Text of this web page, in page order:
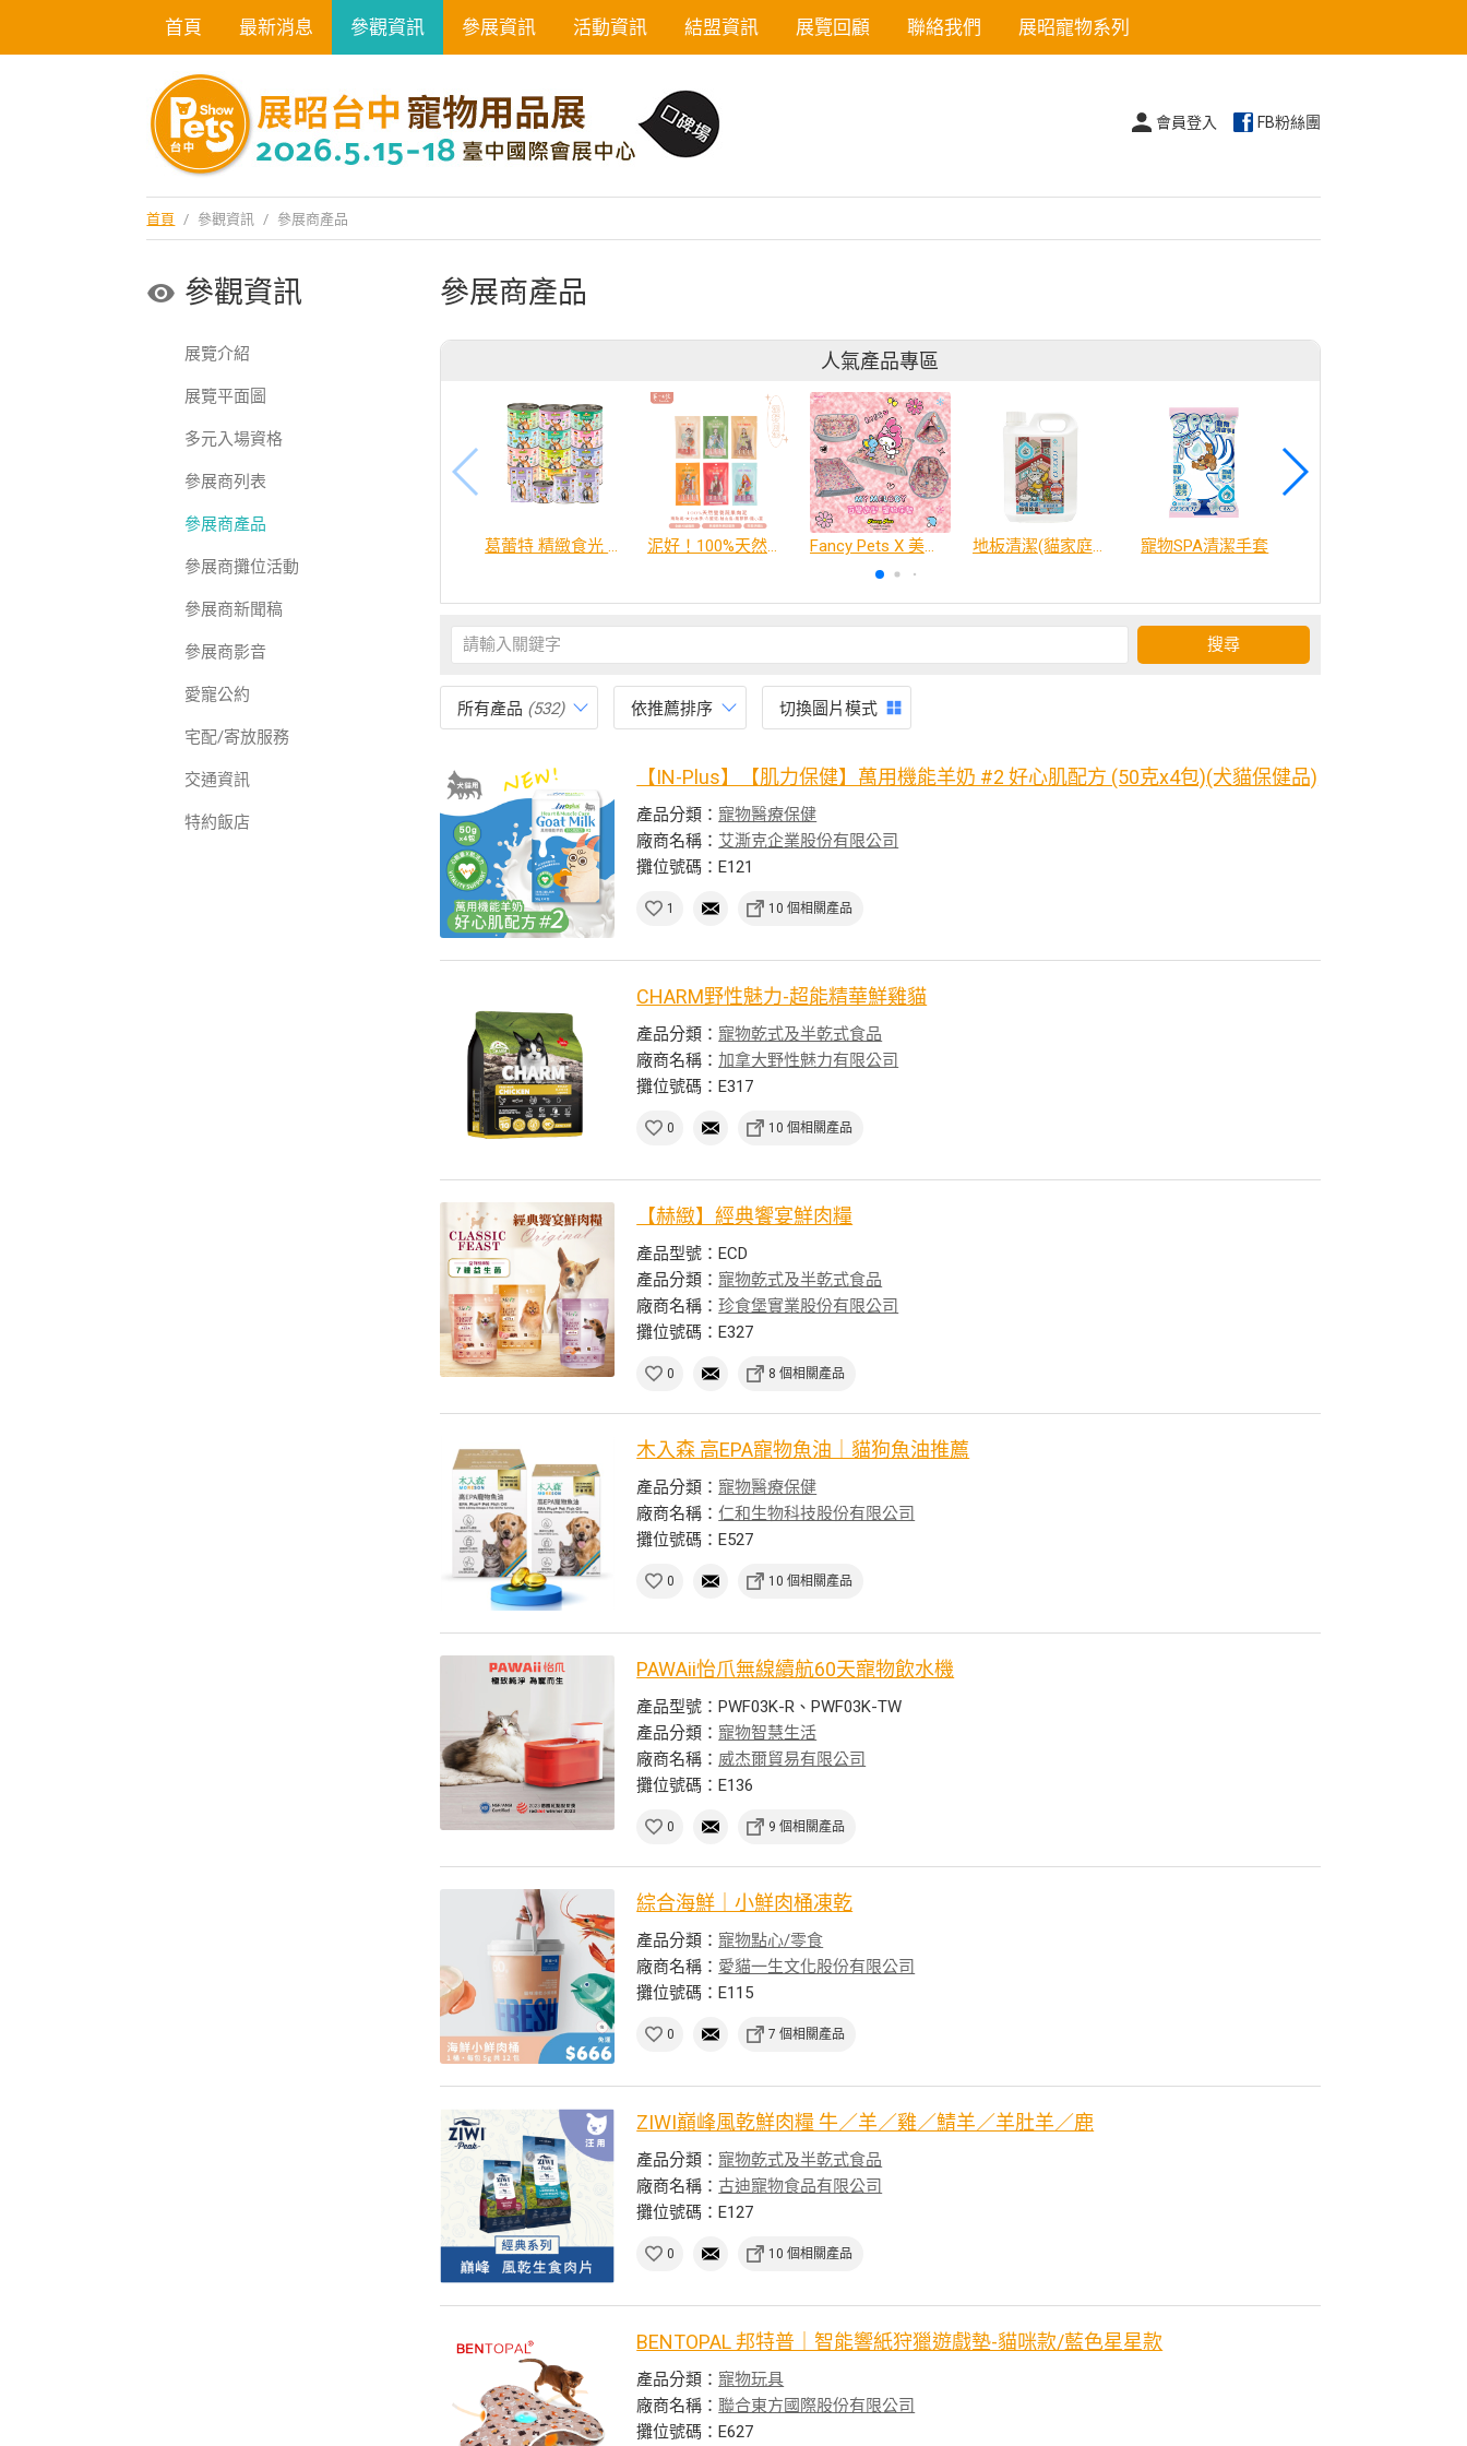
首頁 最新消息 參觀資訊 參展資訊 活動資訊 結盟資訊 展覽回顧 聯絡我們 展昭寵物系列
會員登入 FB粉絲團
首頁 / 參觀資訊 / 參展商產品
參觀資訊
展覽介紹
展覽平面圖
多元入場資格
參展商列表
參展商產品
參展商攤位活動
參展商新聞稿
參展商影音
愛寵公約
宅配/寄放服務
交通資訊
特約飯店
參展商產品
人氣產品專區
葛蕾特 精緻食光 主食貓罐、貓餐包 泥好！100%天然營養蔬果肉泥 Fancy Pets X 美樂蒂 百變造型寵物睡床墊 地板清潔(貓家庭適用)2000ml 寵物SPA清潔手套
所有產品 (532) 依推薦排序 切換圖片模式
【IN-Plus】【肌力保健】萬用機能羊奶 #2 好心肌配方 (50克x4包)(犬貓保健品)
產品分類：寵物醫療保健
廠商名稱： 艾澌克企業股份有限公司
攤位號碼：E121
1 10 個相關產品
CHARM野性魅力-超能精華鮮雞貓
產品分類：寵物乾式及半乾式食品
廠商名稱：加拿大野性魅力有限公司
攤位號碼：E317
0 10 個相關產品
【赫緻】經典饗宴鮮肉糧
產品型號：ECD
產品分類：寵物乾式及半乾式食品
廠商名稱：珍食堡實業股份有限公司
攤位號碼：E327
0 8 個相關產品
木入森 高EPA寵物魚油｜貓狗魚油推薦
產品分類：寵物醫療保健
廠商名稱：仁和生物科技股份有限公司
攤位號碼：E527
0 10 個相關產品
PAWAii怡爪無線續航60天寵物飲水機
產品型號：PWF03K-R、PWF03K-TW
產品分類：寵物智慧生活
廠商名稱： 威杰爾貿易有限公司
攤位號碼：E136
0 9 個相關產品
綜合海鮮｜小鮮肉桶凍乾
產品分類：寵物點心/零食
廠商名稱： 愛貓一生文化股份有限公司
攤位號碼：E115
0 7 個相關產品
ZIWI巔峰風乾鮮肉糧 牛／羊／雞／鯖羊／羊肚羊／鹿
產品分類：寵物乾式及半乾式食品
廠商名稱：古迪寵物食品有限公司
攤位號碼：E127
0 10 個相關產品
BENTOPAL 邦特普｜智能響紙狩獵遊戲墊-貓咪款/藍色星星款
產品分類：寵物玩具
廠商名稱：聯合東方國際股份有限公司
攤位號碼：E627